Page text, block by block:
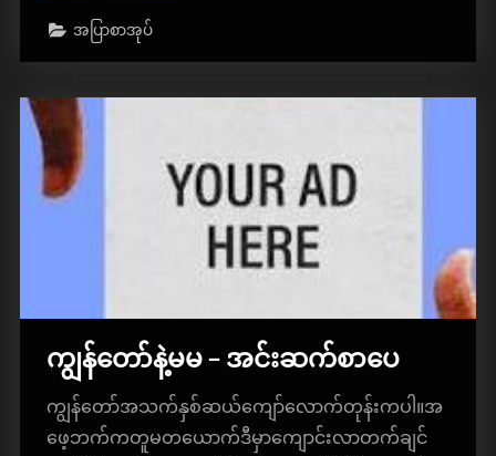
–
အင်းဆက်
အပြာစာအုပ်
ကျွန်တော်နဲ့မမ – အင်းဆက်စာပေ
ကျွန်တော်အသက်နှစ်ဆယ်ကျော်လောက်တုန်းကပါ။အ
ဖေ့ဘက်ကတူမတယောက်ဒီမှာကျောင်းလာတက်ချင်